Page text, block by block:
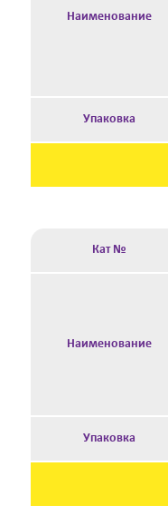
Наименование
Упаковка
Кат №
Наименование
Упаковка